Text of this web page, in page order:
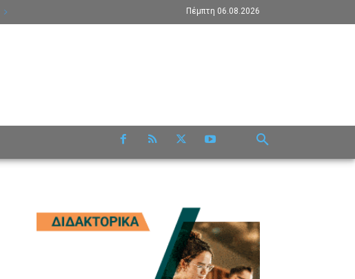
Πέμπτη 06.08.2026